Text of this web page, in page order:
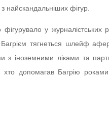
найскандальніших фігур.
у журналістських
Багрієм тягнеться шлейф
з іноземними ліками та
і хто допомагав Багрію